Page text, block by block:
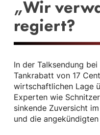
„Wir
regiert?
In der Talksendung
Tankrabatt von 17
wirtschaftlichen Lage
Experten wie
sinkende Zuversicht
und die